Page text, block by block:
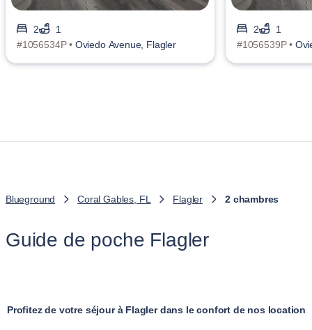
2
1
#1056534P • Oviedo Avenue, Flagler
2
1
#1056539P •
Blueground Coral Gables, FL Flagler 2 chambres
Guide de poche Flagler
Profitez de votre séjour à Flagler dans le confort de nos